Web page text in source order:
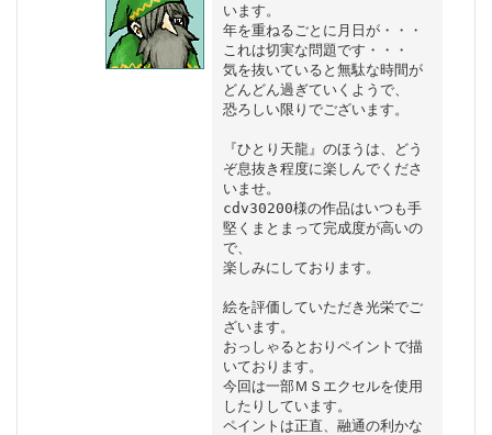
います。
年を重ねるごとに月日が・・・
これは切実な問題です・・・
気を抜いていると無駄な時間が
どんどん過ぎていくようで、
恐ろしい限りでございます。
『ひとり天龍』のほうは、どう
ぞ息抜き程度に楽しんでくださ
いませ。
cdv30200様の作品はいつも手
堅くまとまって完成度が高いの
で、
楽しみにしております。
絵を評価していただき光栄でご
ざいます。
おっしゃるとおりペイントで描
いております。
今回は一部ＭＳエクセルを使用
したりしています。
ペイントは正直、融通の利かな